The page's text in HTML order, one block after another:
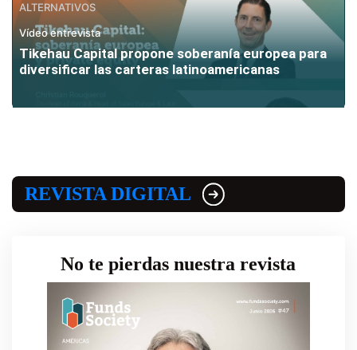
ALTERNATIVOS
Vídeo entrevista
Tikehau Capital propone soberanía europea para
diversificar las carteras latinoamericanas
REVISTA DIGITAL
No te pierdas nuestra revista